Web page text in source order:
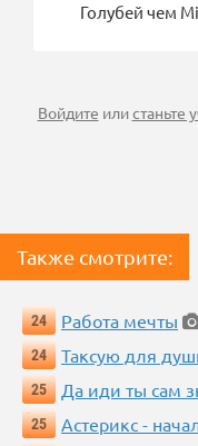
Голубей чем
Войдите илистаньте
Также смотрите:
24 Работа мечты
24
Таксую для
25
Да иди ты сам
25
Астерикс -